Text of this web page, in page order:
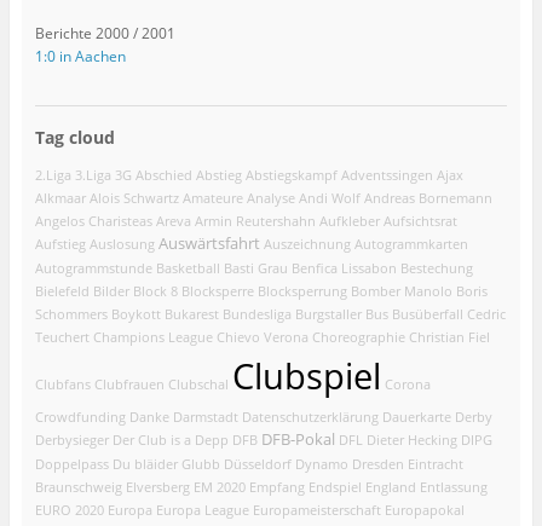
Berichte 2000 / 2001
1:0 in Aachen
Tag cloud
2.Liga 3.Liga 3G Abschied Abstieg Abstiegskampf Adventssingen Ajax
Alkmaar Alois Schwartz Amateure Analyse Andi Wolf Andreas Bornemann
Angelos Charisteas Areva Armin Reutershahn Aufkleber Aufsichtsrat
Aufstieg Auslosung Auswärtsfahrt Auszeichnung Autogrammkarten
Autogrammstunde Basketball Basti Grau Benfica Lissabon Bestechung
Bielefeld Bilder Block 8 Blocksperre Blocksperrung Bomber Manolo Boris
Schommers Boykott Bukarest Bundesliga Burgstaller Bus Busüberfall Cedric
Teuchert Champions League Chievo Verona Choreographie Christian Fiel
Clubfans Clubfrauen Clubschal Clubspiel Corona
Crowdfunding Danke Darmstadt Datenschutzerklärung Dauerkarte Derby
Derbysieger Der Club is a Depp DFB DFB-Pokal DFL Dieter Hecking DIPG
Doppelpass Du bläider Glubb Düsseldorf Dynamo Dresden Eintracht
Braunschweig Elversberg EM 2020 Empfang Endspiel England Entlassung
EURO 2020 Europa Europa League Europameisterschaft Europapokal